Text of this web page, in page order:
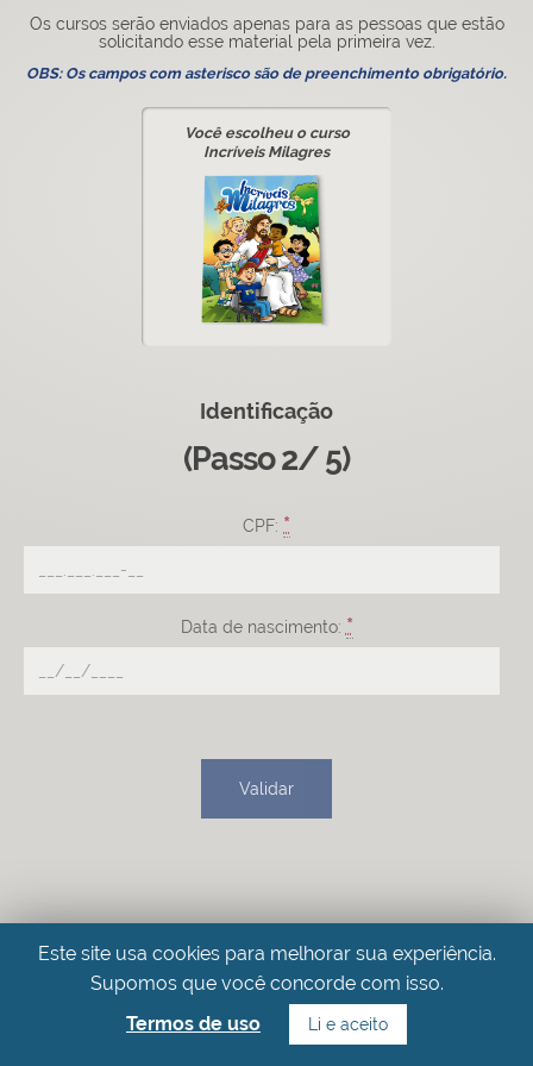
Os cursos serão enviados apenas para as pessoas que estão
solicitando esse material pela primeira vez.
OBS: Os campos com asterisco são de preenchimento obrigatório.
Você escolheu o curso
Incríveis Milagres
Identificação
(Passo 2/ 5)
CPF: *
Data de nascimento: *
Validar
Este site usa cookies para melhorar sua experiência.
Supomos que você concorde com isso.
Termos de uso
Li e aceito